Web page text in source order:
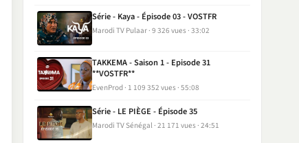
Série - Kaya - Épisode 03 - VOSTFR
Marodi TV Pulaar 9 326 vues 33:02
TAKKEMA - Saison 1 - Episode 31
**VOSTFR**
EvenProd 1 109 352 vues 55:08
Série - LE PIÈGE - Épisode 35
Marodi TV Sénégal 21 171 vues 24:51